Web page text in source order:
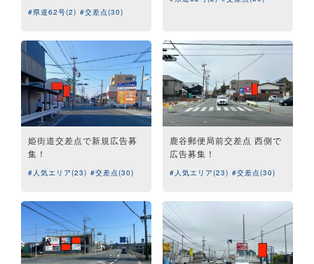
#県道62号(2) #交差点(30)
姫街道交差点で新規広告募
集！
#人気エリア(23) #交差点(30)
鹿谷郵便局前交差点 西側で
広告募集！
#人気エリア(23) #交差点(30)